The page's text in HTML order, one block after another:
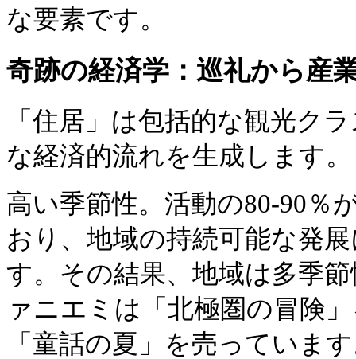
な要素です。
奇跡の経済学：巡礼から産
「住居」は包括的な観光ク
な経済的流れを生成します。
高い季節性。活動の80-90％
おり、地域の持続可能な発
す。その結果、地域は多季
ァニエミは「北極圏の冒険
「童話の夏」を売っていま